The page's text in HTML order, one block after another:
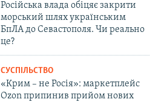
Російська влада обіцяє закрити
морський шлях українським
БпЛА до Севастополя. Чи реально
це?
СУСПІЛЬСТВО
«Крим – не Росія»: маркетплейс
Ozon припинив прийом нових